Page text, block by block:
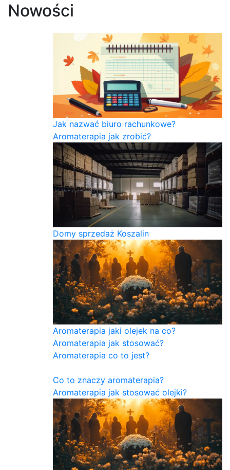
Nowości
Jak nazwać biuro rachunkowe?
Aromaterapia jak zrobić?
Domy sprzedaż Koszalin
Aromaterapia jaki olejek na co?
Aromaterapia jak stosować?
Aromaterapia co to jest?
Co to znaczy aromaterapia?
Aromaterapia jak stosować olejki?